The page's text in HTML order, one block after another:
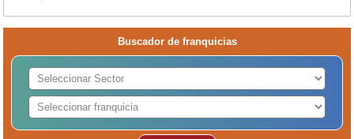
Buscador de franquicias